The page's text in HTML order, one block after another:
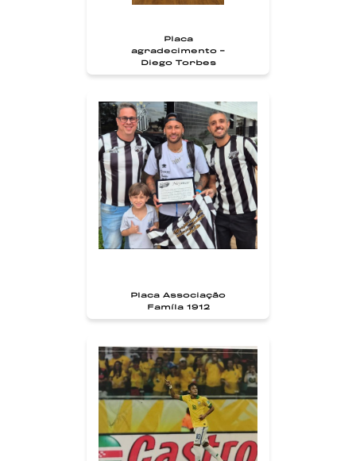
Placa
agradecimento -
Diego Torbes
Placa Associação
Famíla 1912